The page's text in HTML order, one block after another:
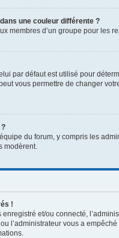
une couleur différente ?
membres d’un groupe pour les
par défaut est utilisé pour
vous permettre de changer
?
du forum, y compris les
modèrent.
!
enregistré et/ou connecté,
l’administrateur vous a